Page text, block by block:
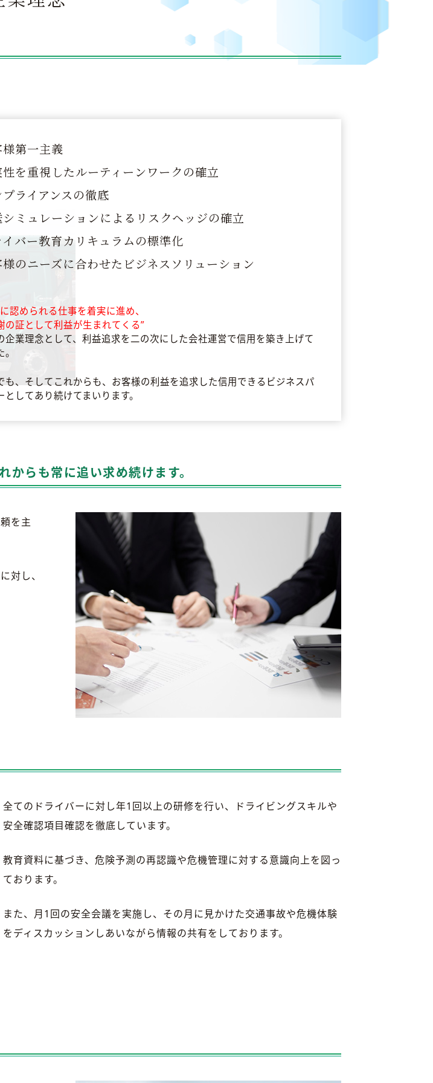
様第一主義
性を重視したルーティーンワークの確立
プライアンスの徹底
シミュレーションによるリスクヘッジの確立
イバー教育カリキュラムの標準化
様のニーズに合わせたビジネスソリューション
認められる仕事を着実に進め、
の証として利益が生まれてくる”
企業理念として、利益追求を二の次にした会社運営で信用を築き上げて
も、そしてこれからも、お客様の利益を追求した信用できるビジネスパ
としてあり続けてまいります。
らも常に追い求め続けます。
を主
対し、
全てのドライバーに対し年1回以上の研修を行い、ドライビングスキルや
安全確認項目確認を徹底しています。
教育資料に基づき、危険予測の再認識や危機管理に対する意識向上を図っ
ております。
また、月1回の安全会議を実施し、その月に見かけた交通事故や危機体験
をディスカッションしあいながら情報の共有をしております。